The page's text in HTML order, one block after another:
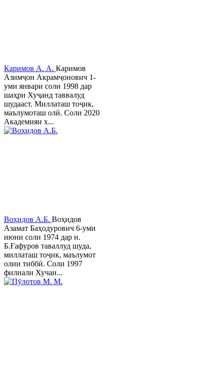
Каримов А. А. Каримов
Азимҷон Акрамҷонович 1-
уми январи соли 1998 дар
шаҳри Хуҷанд таввалуд
шудааст. Миллаташ тоҷик,
маълумоташ олӣ. Соли 2020
Академияи х...
Воҳидов А.Б. Воҳидов
Азамат Баҳодурович 6-уми
июни соли 1974 дар н.
Б.Ғафуров таваллуд шуда,
миллаташ тоҷик, маълумот
олии тиббӣ. Соли 1997
филиали Хучан...